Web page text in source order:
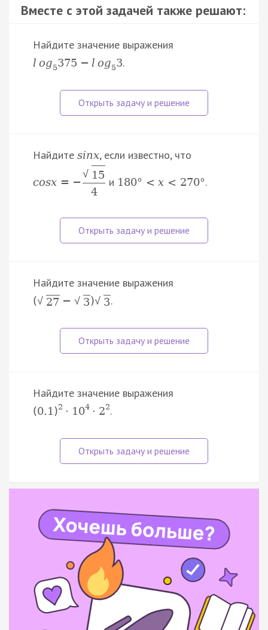
Вместе с этой задачей также решают:
Найдите значение выражения
l og5375 − l og53.
Найдите sinx, если известно, что
cosx = −
√ 15
4
и 180° < x < 270°.
Найдите значение выражения
(√ 27 − √ 3)√ 3.
Найдите значение выражения
(0.1 )2 · 104 · 22.